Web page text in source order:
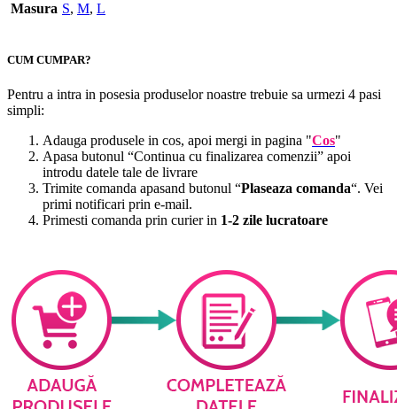
Masura S, M, L
CUM CUMPAR?
Pentru a intra in posesia produselor noastre trebuie sa urmezi 4 pasi
simpli:
Adauga produsele in cos, apoi mergi in pagina "Cos"
Apasa butonul “Continua cu finalizarea comenzii” apoi
introdu datele tale de livrare
Trimite comanda apasand butonul “Plaseaza comanda“. Vei
primi notificari prin e-mail.
Primesti comanda prin curier in 1-2 zile lucratoare